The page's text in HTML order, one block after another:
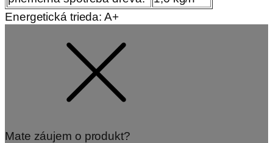
Energetická trieda: A+
Mate záujem o produkt?